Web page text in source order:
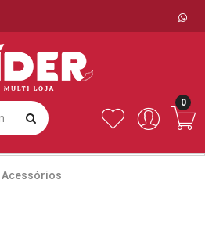
0
Acessórios